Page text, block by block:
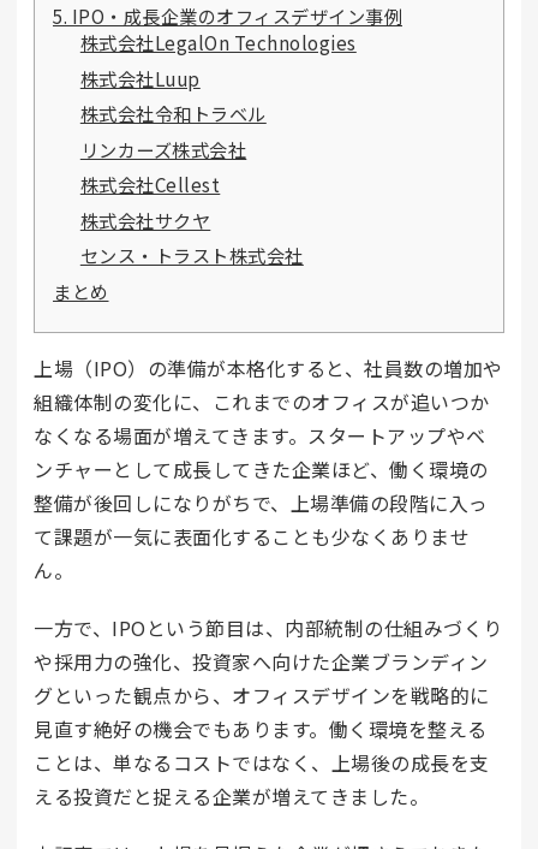
5. IPO・成長企業のオフィスデザイン事例
株式会社LegalOn Technologies
株式会社Luup
株式会社令和トラベル
リンカーズ株式会社
株式会社Cellest
株式会社サクヤ
センス・トラスト株式会社
まとめ
上場（IPO）の準備が本格化すると、社員数の増加や
組織体制の変化に、これまでのオフィスが追いつか
なくなる場面が増えてきます。スタートアップやベ
ンチャーとして成長してきた企業ほど、働く環境の
整備が後回しになりがちで、上場準備の段階に入っ
て課題が一気に表面化することも少なくありませ
ん。
一方で、IPOという節目は、内部統制の仕組みづくり
や採用力の強化、投資家へ向けた企業ブランディン
グといった観点から、オフィスデザインを戦略的に
見直す絶好の機会でもあります。働く環境を整える
ことは、単なるコストではなく、上場後の成長を支
える投資だと捉える企業が増えてきました。